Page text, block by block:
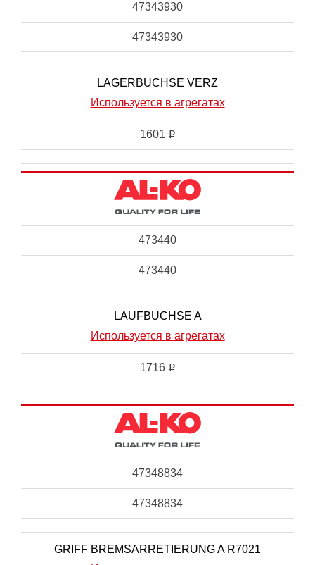
47343930
47343930
LAGERBUCHSE VERZ
Используется в агрегатах
1601 i
473440
473440
LAUFBUCHSE A
Используется в агрегатах
1716 i
47348834
47348834
GRIFF BREMSARRETIERUNG A R7021